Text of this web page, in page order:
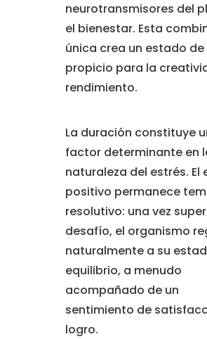
neurotransmisores del
el bienestar. Esta
única crea un estado
propicio para la
rendimiento.
La duración constituye
factor determinante en
naturaleza del estrés. El
positivo permanece
resolutivo: una vez
desafío, el organismo
naturalmente a su
equilibrio, a menudo
acompañado de un
sentimiento de
logro.